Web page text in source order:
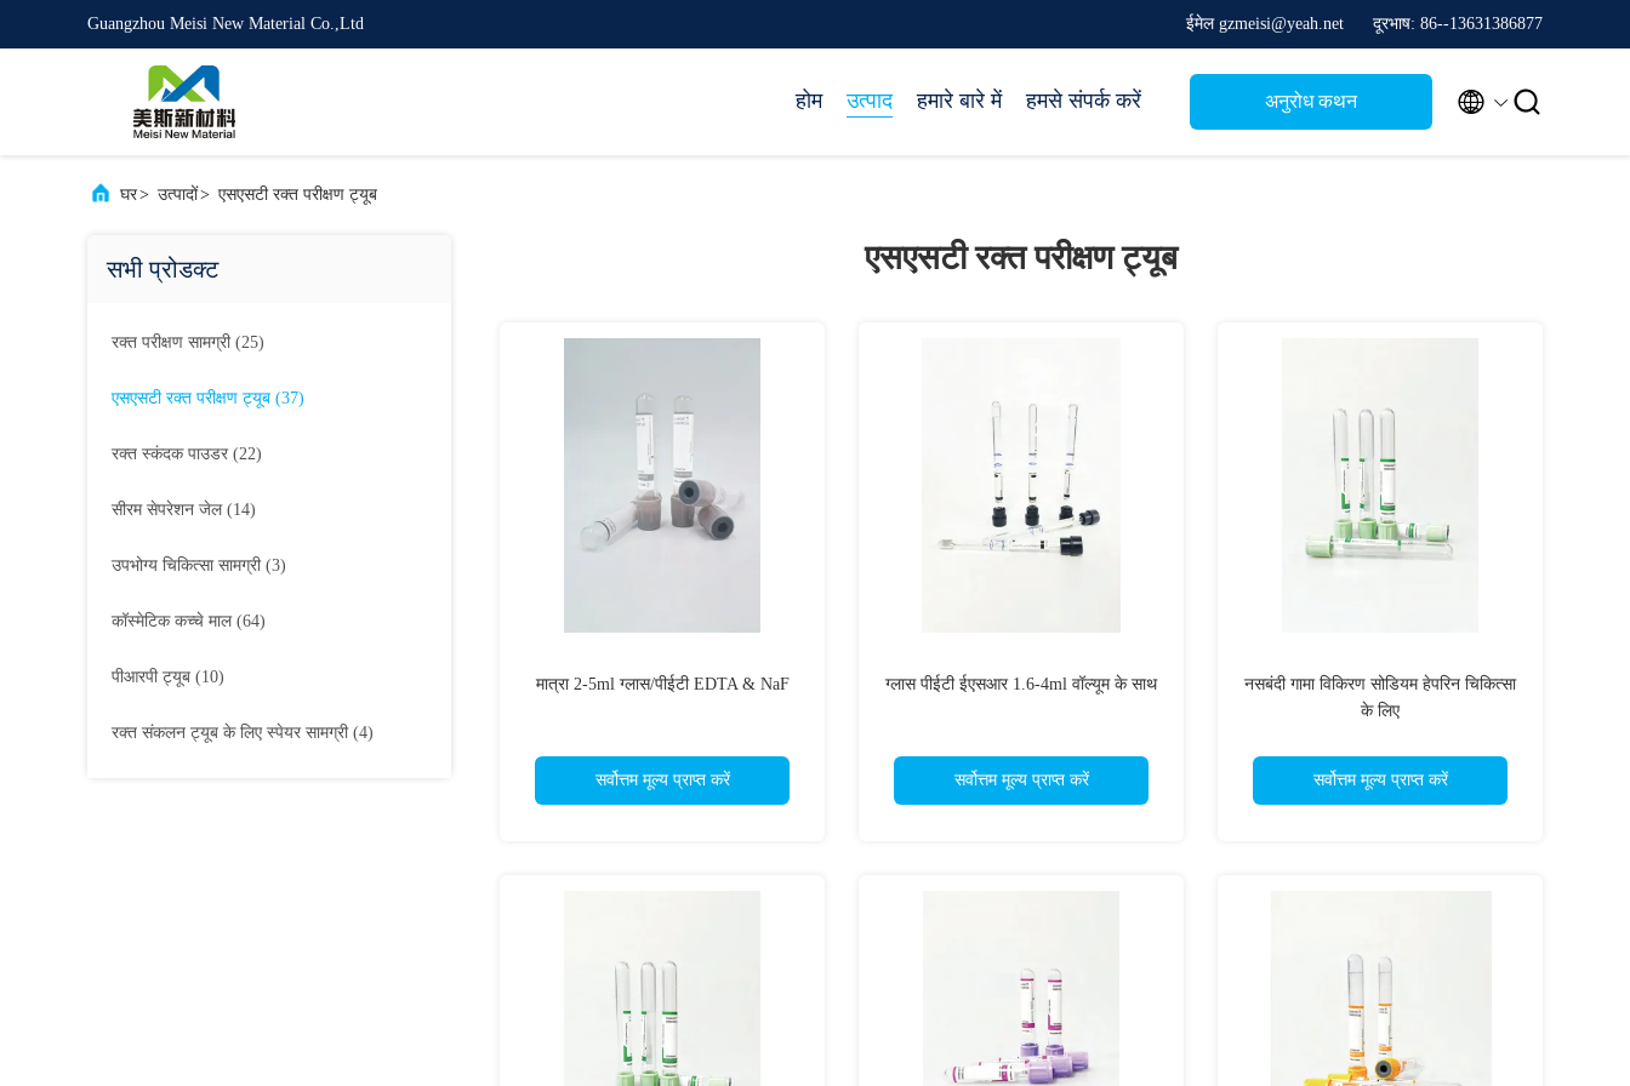
Guangzhou Meisi New Material Co.,Ltd ईमेल gzmeisi@yeah.net दूरभाष: 86--13631386877
होम उत्पाद हमारे बारे में हमसे संपर्क करें अनुरोध कथन  
घर> उत्पादों> एसएसटी रक्त परीक्षण ट्यूब
सभी प्रोडक्ट
रक्त परीक्षण सामग्री (25)
एसएसटी रक्त परीक्षण ट्यूब (37)
रक्त स्कंदक पाउडर (22)
सीरम सेपरेशन जेल (14)
उपभोग्य चिकित्सा सामग्री (3)
कॉस्मेटिक कच्चे माल (64)
पीआरपी ट्यूब (10)
रक्त संकलन ट्यूब के लिए स्पेयर सामग्री (4)
एसएसटी रक्त परीक्षण ट्यूब
मात्रा 2-5ml ग्लास/पीईटी EDTA & NaF
सर्वोत्तम मूल्य प्राप्त करें
ग्लास पीईटी ईएसआर 1.6-4ml वॉल्यूम के साथ
सर्वोत्तम मूल्य प्राप्त करें
नसबंदी गामा विकिरण सोडियम हेपरिन चिकित्सा
के लिए
सर्वोत्तम मूल्य प्राप्त करें